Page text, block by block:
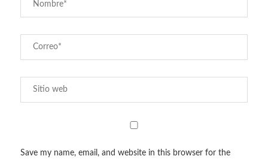
Save my name, email, and website in this browser for the